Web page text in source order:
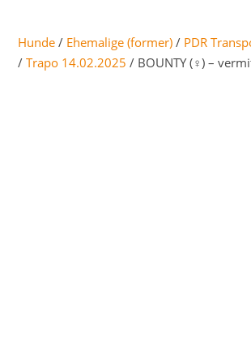
Hunde / Ehemalige (former) / PDR
/Trapo 14.02.2025 / BOUNTY (♀) –